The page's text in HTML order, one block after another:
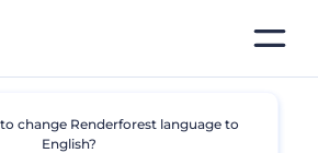
change Renderforest language to
English?